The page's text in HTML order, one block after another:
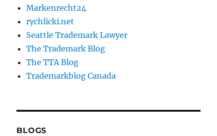
Markenrecht24
rychlicki.net
Seattle Trademark Lawyer
The Trademark Blog
The TTA Blog
Trademarkblog Canada
BLOGS